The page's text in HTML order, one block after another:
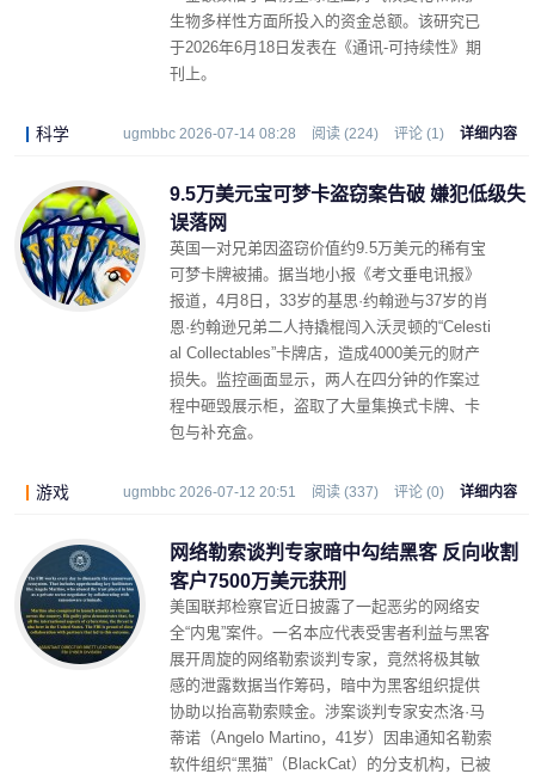
生物多样性方面所投入的资金总额。该研究已
于2026年6月18日发表在《通讯-可持续性》期
刊上。
科学 ugmbbc 2026-07-14 08:28 阅读 (224) 评论 (1) 详细内容
9.5万美元宝可梦卡盗窃案告破 嫌犯低级失
误落网
英国一对兄弟因盗窃价值约9.5万美元的稀有宝
可梦卡牌被捕。据当地小报《考文垂电讯报》
报道，4月8日，33岁的基思·约翰逊与37岁的肖
恩·约翰逊兄弟二人持撬棍闯入沃灵顿的“Celesti
al Collectables”卡牌店，造成4000美元的财产
损失。监控画面显示，两人在四分钟的作案过
程中砸毁展示柜，盗取了大量集换式卡牌、卡
包与补充盒。
游戏 ugmbbc 2026-07-12 20:51 阅读 (337) 评论 (0) 详细内容
网络勒索谈判专家暗中勾结黑客 反向收割
客户7500万美元获刑
美国联邦检察官近日披露了一起恶劣的网络安
全“内鬼”案件。一名本应代表受害者利益与黑客
展开周旋的网络勒索谈判专家，竟然将极其敏
感的泄露数据当作筹码，暗中为黑客组织提供
协助以抬高勒索赎金。涉案谈判专家安杰洛·马
蒂诺（Angelo Martino，41岁）因串通知名勒索
软件组织“黑猫”（BlackCat）的分支机构，已被